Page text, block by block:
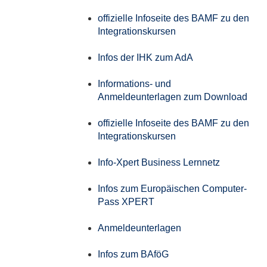
offizielle Infoseite des BAMF zu den
Integrationskursen
Infos der IHK zum AdA
Informations- und
Anmeldeunterlagen zum Download
offizielle Infoseite des BAMF zu den
Integrationskursen
Info-Xpert Business Lernnetz
Infos zum Europäischen Computer-
Pass XPERT
Anmeldeunterlagen
Infos zum BAföG